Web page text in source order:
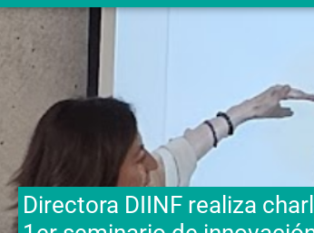
Directora DIINF realiza